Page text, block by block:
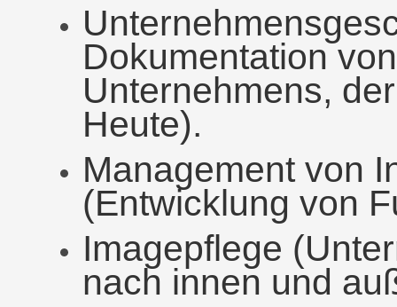
Dokumentation
Unternehmens,
Heute).
Management von
(Entwicklung von
Imagepflege
nach innen und